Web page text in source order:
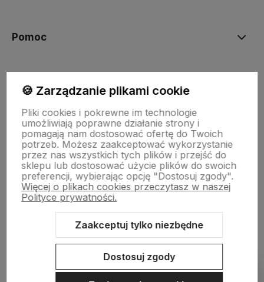
Pomoc
Płatności i dostawa
Informacje
O nas
Sklep internetowy Shoper.pl Szablon Shoper Modern 3.0™
GrowCommerce
🍪 Zarządzanie plikami cookie
Pliki cookies i pokrewne im technologie
umożliwiają poprawne działanie strony i
pomagają nam dostosować ofertę do Twoich
potrzeb. Możesz zaakceptować wykorzystanie
przez nas wszystkich tych plików i przejść do
sklepu lub dostosować użycie plików do swoich
preferencji, wybierając opcję "Dostosuj zgody".
Więcej o plikach cookies przeczytasz w naszej
Polityce prywatności.
Zaakceptuj tylko niezbędne
Dostosuj zgody